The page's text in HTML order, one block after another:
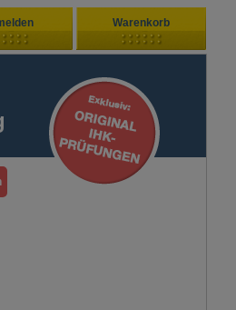
Warenkorb
Ihr Warenkorb ist leer
Sie sind Neukunde?